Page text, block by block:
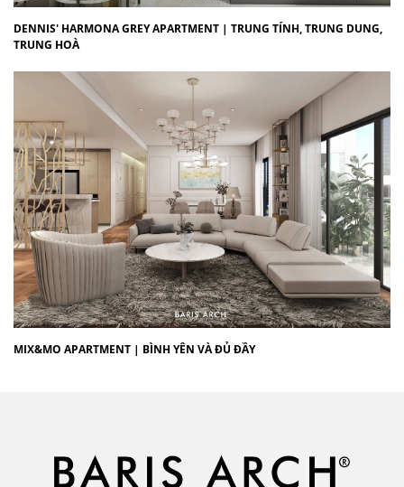
DENNIS' HARMONA GREY APARTMENT | TRUNG TÍNH, TRUNG DUNG,
TRUNG HOÀ
MIX&MO APARTMENT | BÌNH YÊN VÀ ĐỦ ĐẦY